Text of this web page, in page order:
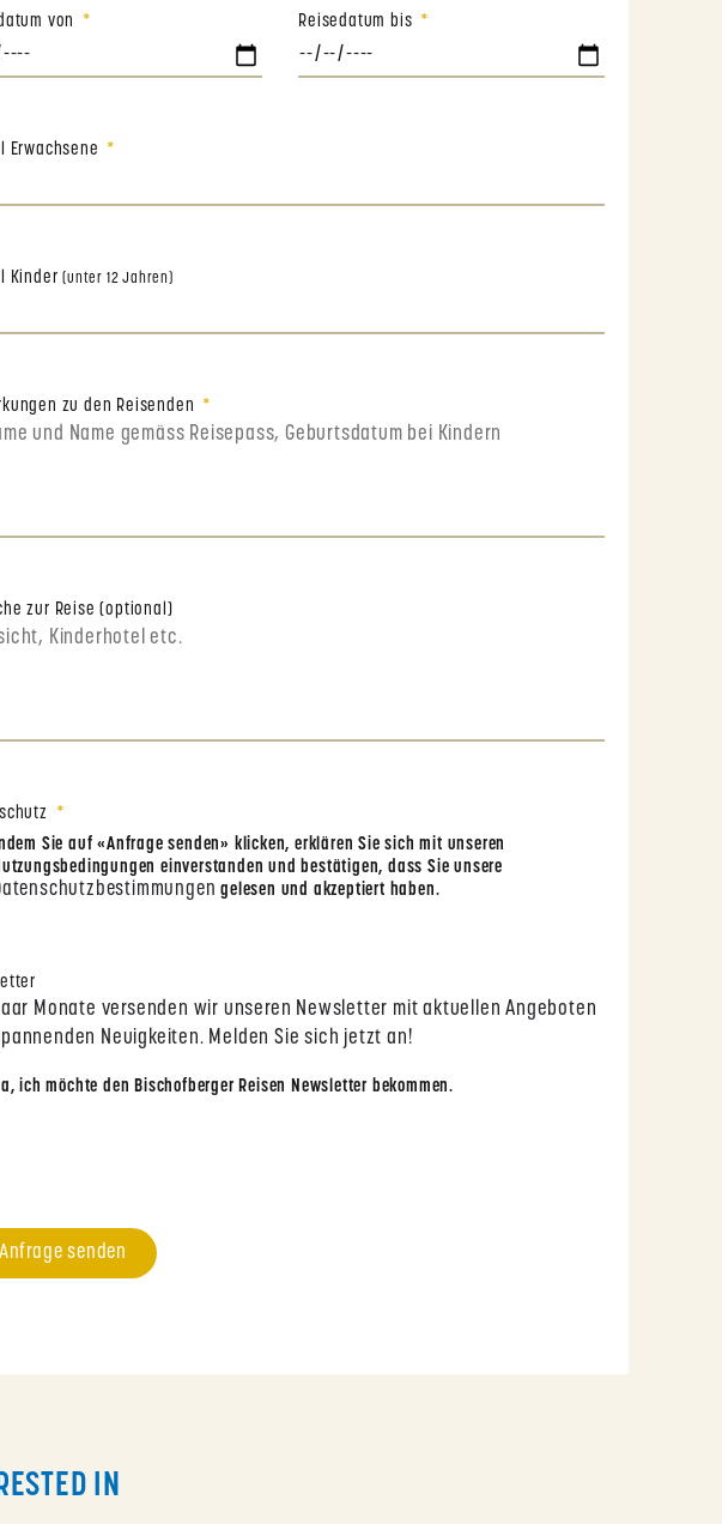
von Reisedatum bis
Erwachsene
Kinder(unter 12 Jahren)
zu den Reisenden
zur Reise (optional)
Indem Sie auf «Anfrage senden» klicken, erklären Sie sich mit unseren
einverstanden und bestätigen, dass Sie unsere
gelesen und akzeptiert haben.
Monate versenden wir unseren Newsletter mit aktuellen Angeboten
Neuigkeiten. Melden Sie sich jetzt an!
ich möchte den Bischofberger Reisen Newsletter bekommen.
Anfrage senden
IN